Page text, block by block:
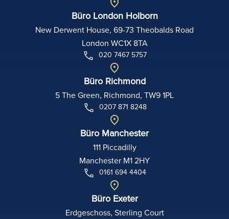
Büro London Holborn
New Derwent House, 69-73 Theobalds Road
London WC1X 8TA
020 7467 5757
Büro Richmond
5 The Green, Richmond, TW9 1PL
0207 871 8248
Büro Manchester
111 Piccadilly
Manchester M1 2HY
0161 694 4404
Büro Exeter
Erdgeschoss, Sterling Court